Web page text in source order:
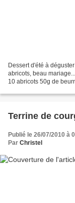
Dessert d'été à
abricots, beau
10 abricots 50g de
Terrine de
Publié le 26/07/2010 à
Par Christel